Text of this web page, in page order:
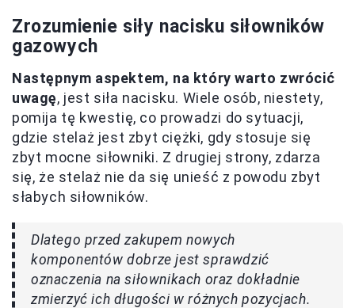
Zrozumienie siły nacisku siłowników
gazowych
Następnym aspektem, na który warto zwrócić
uwagę, jest siła nacisku. Wiele osób, niestety,
pomija tę kwestię, co prowadzi do sytuacji,
gdzie stelaż jest zbyt ciężki, gdy stosuje się
zbyt mocne siłowniki. Z drugiej strony, zdarza
się, że stelaż nie da się unieść z powodu zbyt
słabych siłowników.
Dlatego przed zakupem nowych
komponentów dobrze jest sprawdzić
oznaczenia na siłownikach oraz dokładnie
zmierzyć ich długości w różnych pozycjach.